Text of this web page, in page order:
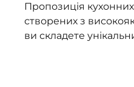
Пропозиція
створених з
ви складете